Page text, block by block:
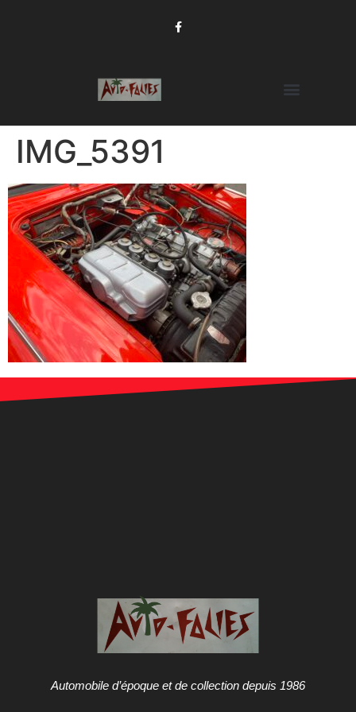
IMG_5391
Automobile d’époque et de collection depuis 1986